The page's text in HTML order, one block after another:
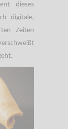
dieses
digitale,
Zeiten